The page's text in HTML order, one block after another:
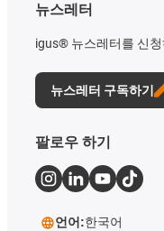
뉴스레터
igus® 뉴스레터를 신
뉴스레터 구독하기
팔로우 하기
언어:한국어